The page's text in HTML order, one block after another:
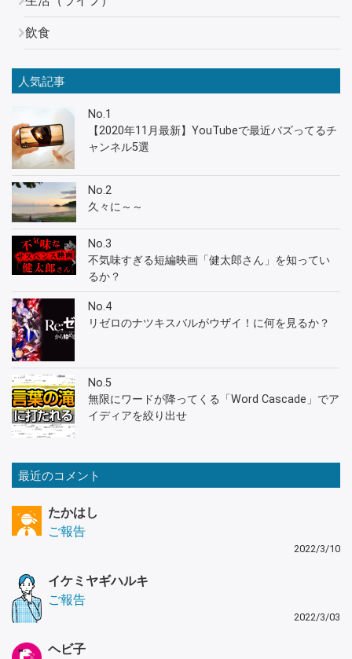
飲食
人気記事
No.1
【2020年11月最新】YouTubeで最近バズってるチ
ャンネル5選
No.2
久々に～～
No.3
不気味すぎる短編映画「健太郎さん」を知ってい
るか？
No.4
リゼロのナツキスバルがウザイ！に何を見るか？
No.5
無限にワードが降ってくる「Word Cascade」でア
イディアを絞り出せ
最近のコメント
たかはし
ご報告
2022/3/10
イケミヤギハルキ
ご報告
2022/3/03
ヘビ子